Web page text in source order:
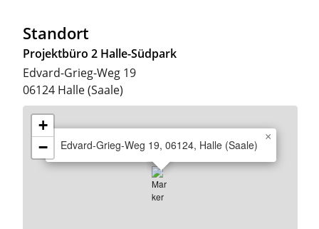
Standort
Projektbüro 2 Halle-Südpark
Edvard-Grieg-Weg 19
06124 Halle (Saale)
Edvard-Grieg-Weg 19, 06124, Halle (Saale)
×
+
−